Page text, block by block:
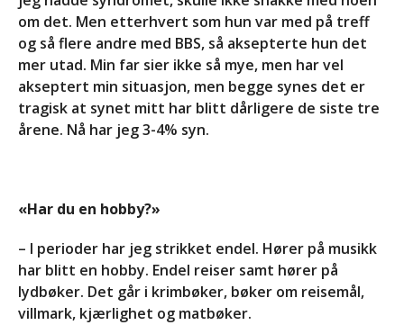
om det. Men etterhvert som hun var med på treff
og så flere andre med BBS, så aksepterte hun det
mer utad. Min far sier ikke så mye, men har vel
akseptert min situasjon, men begge synes det er
tragisk at synet mitt har blitt dårligere de siste tre
årene. Nå har jeg 3-4% syn.
«Har du en hobby?»
– I perioder har jeg strikket endel. Hører på musikk
har blitt en hobby. Endel reiser samt hører på
lydbøker. Det går i krimbøker, bøker om reisemål,
villmark, kjærlighet og matbøker.